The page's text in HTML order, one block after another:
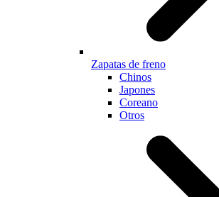
Zapatas de freno
Chinos
Japones
Coreano
Otros